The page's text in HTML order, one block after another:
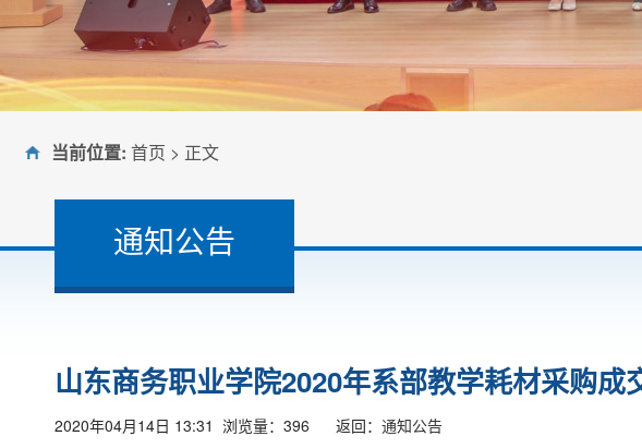
当前位置: 首页 > 正文
通知公告
山东商务职业学院2020年系部教学耗材采购成
2020年04月14日 13:31 浏览量： 396 返回： 通知公告